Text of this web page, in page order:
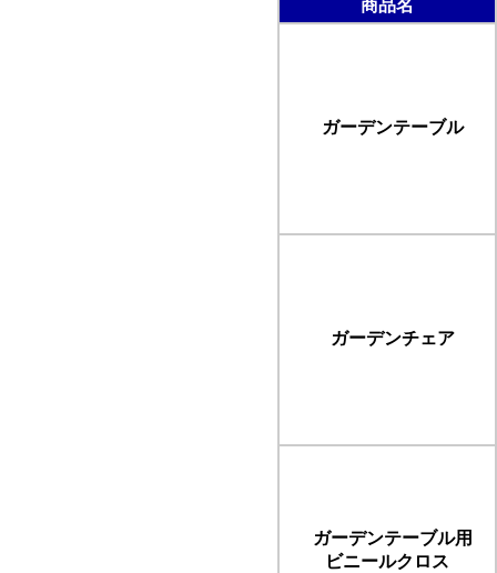
商品名
ガーデンテーブル
ガーデンチェア
ガーデンテーブル用
ビニールクロス